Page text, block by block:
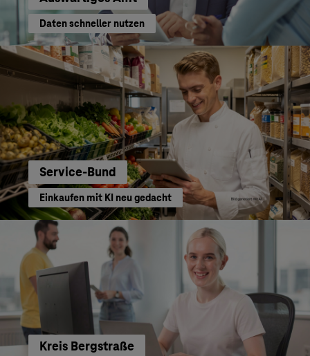
Daten schneller nutzen
Service-Bund
Einkaufen mit KI neu gedacht
Kreis Bergstraße